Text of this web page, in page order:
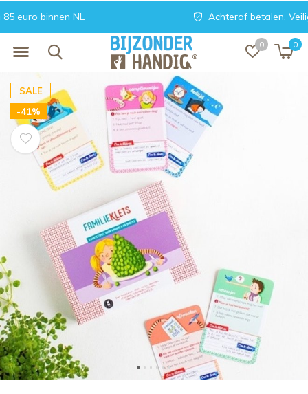
0 0
Achteraf betalen. Veilig en vertrouwd
SALE
-41%